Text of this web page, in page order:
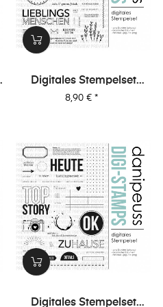
Digitales Stempelset
(5043)
Preis
8,90 € *
Digitales Stempelset